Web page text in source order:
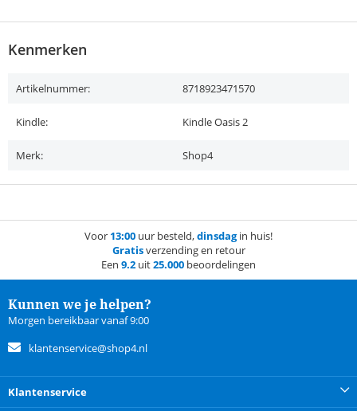
Kenmerken
Artikelnummer: 8718923471570
Kindle: Kindle Oasis 2
Merk: Shop4
Voor 13:00 uur besteld,dinsdagin huis!
Gratisverzending en retour
Een 9.2 uit25.000 beoordelingen
Kunnen we je helpen?
Morgen bereikbaar vanaf 9:00
klantenservice@shop4.nl
Klantenservice